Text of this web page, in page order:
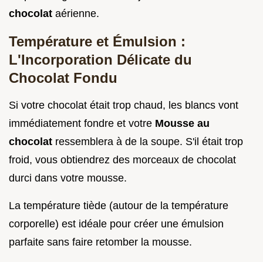
chocolat aérienne.
Température et Émulsion :
L'Incorporation Délicate du
Chocolat Fondu
Si votre chocolat était trop chaud, les blancs vont
immédiatement fondre et votre Mousse au
chocolat ressemblera à de la soupe. S'il était trop
froid, vous obtiendrez des morceaux de chocolat
durci dans votre mousse.
La température tiède (autour de la température
corporelle) est idéale pour créer une émulsion
parfaite sans faire retomber la mousse.